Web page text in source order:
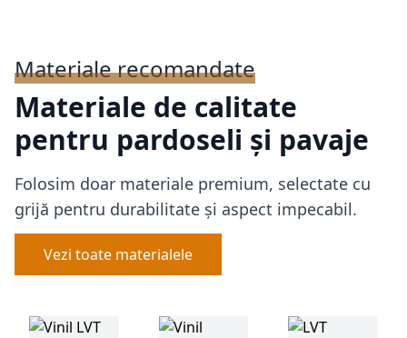
Materiale recomandate
Materiale de calitate
pentru pardoseli și pavaje
Folosim doar materiale premium, selectate cu
grijă pentru durabilitate și aspect impecabil.
Vezi toate materialele